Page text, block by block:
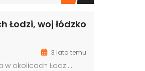
Łodzi, woj łódzko
3 lata temu
w okolicach Łodzi…